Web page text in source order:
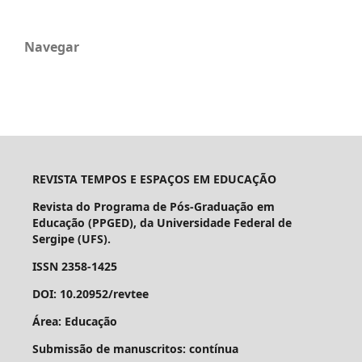
Navegar
REVISTA TEMPOS E ESPAÇOS EM EDUCAÇÃO
Revista do Programa de Pós-Graduação em
Educação (PPGED), da Universidade Federal de
Sergipe (UFS).
ISSN 2358-1425
DOI: 10.20952/revtee
Área: Educação
Submissão de manuscritos: contínua